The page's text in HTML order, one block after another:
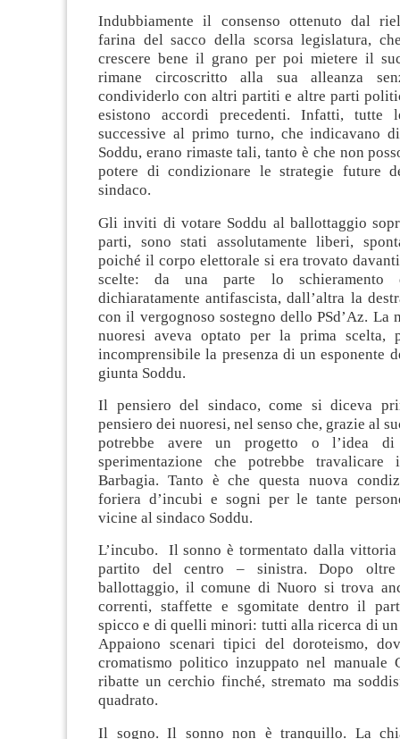
Indubbiamente il consenso ottenuto dal
farina del sacco della scorsa legislatura,
crescere bene il grano per poi mietere il
rimane circoscritto alla sua alleanza
condividerlo con altri partiti e altre parti
esistono accordi precedenti. Infatti, tutte
successive al primo turno, che indicavano
Soddu, erano rimaste tali, tanto è che non
potere di condizionare le strategie future
sindaco.
Gli inviti di votare Soddu al ballottaggio
parti, sono stati assolutamente liberi,
poiché il corpo elettorale si era trovato
scelte: da una parte lo schieramento
dichiaratamente antifascista, dall’altra la
con il vergognoso sostegno dello PSd’Az. La
nuoresi aveva optato per la prima scelta,
incomprensibile la presenza di un esponente
giunta Soddu.
Il pensiero del sindaco, come si diceva
pensiero dei nuoresi, nel senso che, grazie al
potrebbe avere un progetto o l’idea di
sperimentazione che potrebbe
Barbagia. Tanto è che questa nuova
foriera d’incubi e sogni per le tante
vicine al sindaco Soddu.
L’incubo. Il sonno è tormentato dalla
partito del centro – sinistra. Dopo
ballottaggio, il comune di Nuoro si trova
correnti, staffette e sgomitate dentro il
spicco e di quelli minori: tutti alla ricerca di un
Appaiono scenari tipici del doroteismo,
cromatismo politico inzuppato nel manuale
ribatte un cerchio finché, stremato ma
quadrato.
Il sogno. Il sonno non è tranquillo. La